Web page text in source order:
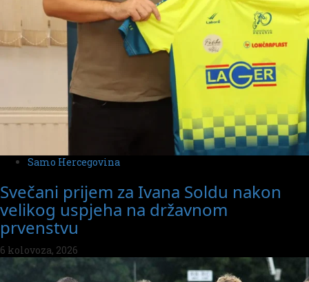
Samo Hercegovina
Svečani prijem za Ivana Soldu nakon
velikog uspjeha na državnom
prvenstvu
6 kolovoza, 2026